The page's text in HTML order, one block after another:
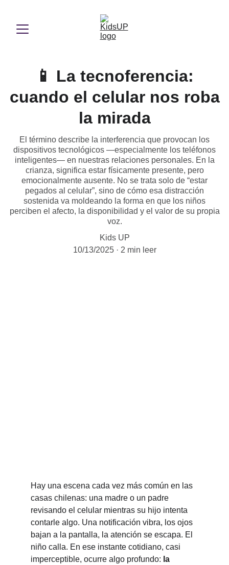
📱 La tecnoferencia:
cuando el celular nos roba
la mirada
El término describe la interferencia que provocan los
dispositivos tecnológicos —especialmente los teléfonos
inteligentes— en nuestras relaciones personales. En la
crianza, significa estar físicamente presente, pero
emocionalmente ausente. No se trata solo de “estar
pegados al celular”, sino de cómo esa distracción
sostenida va moldeando la forma en que los niños
perciben el afecto, la disponibilidad y el valor de su propia
voz.
Kids UP
10/13/2025
2 min leer
Hay una escena cada vez más común en las
casas chilenas: una madre o un padre
revisando el celular mientras su hijo intenta
contarle algo. Una notificación vibra, los ojos
bajan a la pantalla, la atención se escapa. El
niño calla. En ese instante cotidiano, casi
imperceptible, ocurre algo profundo: la